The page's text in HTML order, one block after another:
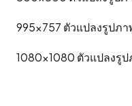
995x757 ตัวแปลงรูปภา
1080x1080 ตัวแปลงรู